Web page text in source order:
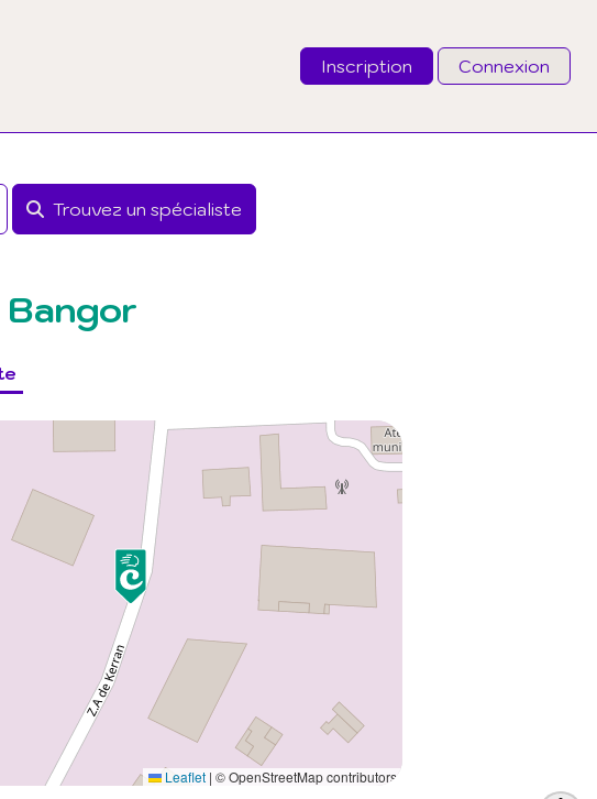
Inscription Connexion
Trouvez un spécialiste
Email
Mot de passe
Leaflet | © OpenStreetMap contributors